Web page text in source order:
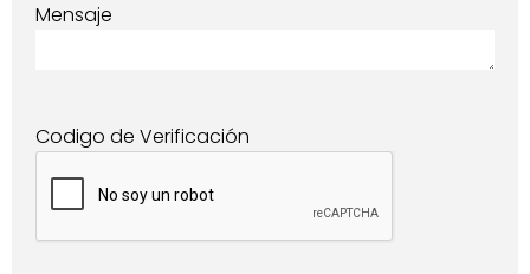
Mensaje
Codigo de Verificación